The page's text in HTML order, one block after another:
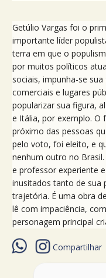
Getúlio Vargas foi o
importante líder
terra em que o
por muitos políticos
sociais, impunha-se
comerciais e lugares
popularizar sua figura,
e Itália, por exemplo. O
próximo das pessoas
pelo voto, foi eleito, e
nenhum outro no
e professor experiente
inusitados tanto de sua
trajetória. É uma obra
lê com impaciência,
personagem principal
Compartilhar